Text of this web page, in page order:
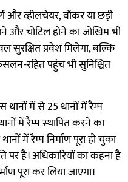
और व्हीलचेयर, वॉकर या छड़ी
चोटिल होने का जोखिम भी
सुरक्षित प्रवेश मिलेगा, बल्कि
रहित पहुंच भी सुनिश्चित
में से 25 थानों में रैम्प
में रैम्प स्थापित करने का
में रैम्प निर्माण पूरा हो चुका
पर है। अधिकारियों का कहना है
पूरा कर लिया जाएगा।